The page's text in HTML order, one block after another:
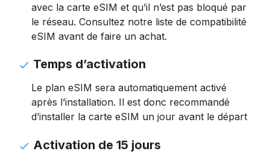
avec la carte eSIM et qu’il n’est pas bloqué par
le réseau. Consultez notre liste de compatibilité
eSIM avant de faire un achat.
Temps d’activation
Le plan eSIM sera automatiquement activé
après l’installation. Il est donc recommandé
d’installer la carte eSIM un jour avant le départ
Activation de 15 jours